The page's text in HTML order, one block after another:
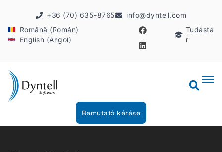
+36 (70) 635-8765
info@dyntell.com
Română (Román)
English (Angol)
Tudástá
r
Bemutató kérése